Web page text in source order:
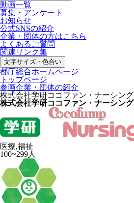
動画一覧
募集・ アンケート
お知らせ
公式SNSの紹介
企業・団体の方はこちら
よくあるご質問
関連リンク集
文字サイズ・色合い
都庁総合ホームページ
トップページ
参画企業・団体の紹介
株式会社学研ココファン・ナーシング
株式会社学研ココファン・ナーシング
医療,福祉
100~299人